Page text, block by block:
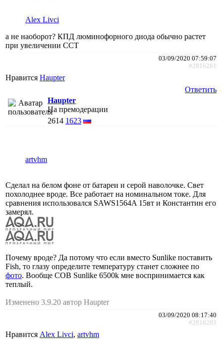
Alex Livci
а не наоборот? КПД люминофорного диода обычно растет
при увеличении CCT
03/09/2020 07:59:07
#2816281
Нравится Haupter
Ответить
Haupter
На премодерации
2614 1623
artvhm
Сделал на белом фоне от батареи и серой наволочке. Свет
похолоднее вроде. Все работает на номинальном токе. Для
сравнения использовался SAWS1564A 15вт и Константин его
замерял.
Почему вроде? Да потому что если вместо Sunlike поставить
Fish, то глазу определите температуру станет сложнее по
фото. Вообще COB Sunlike 6500k мне воспринимается как
теплый.
Изменено 3.9.20 автор Haupter
03/09/2020 08:17:40
#2816283
Нравится Alex Livci, artvhm